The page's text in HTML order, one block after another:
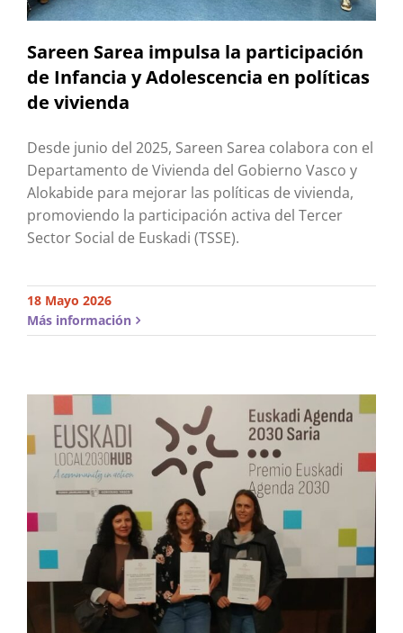
Sareen Sarea impulsa la participación
de Infancia y Adolescencia en políticas
de vivienda
Desde junio del 2025, Sareen Sarea colabora con el
Departamento de Vivienda del Gobierno Vasco y
Alokabide para mejorar las políticas de vivienda,
promoviendo la participación activa del Tercer
Sector Social de Euskadi (TSSE).
18 Mayo 2026
Más información